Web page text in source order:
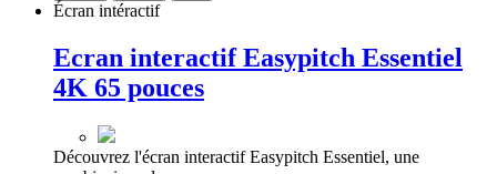
Écran intéractif
Ecran interactif Easypitch Essentiel
4K 65 pouces
Découvrez l'écran interactif Easypitch Essentiel, une